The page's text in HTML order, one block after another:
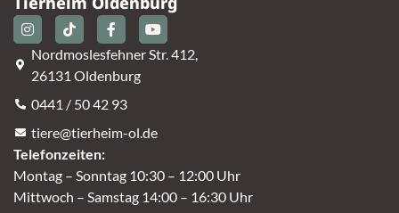
Nordmoslesfehner Str. 412,
26131 Oldenburg
0441 / 50 42 93
tiere@tierheim-ol.de
Telefonzeiten:
Montag – Sonntag 10:30 – 12:00 Uhr
Mittwoch – Samstag 14:00 – 16:30 Uhr